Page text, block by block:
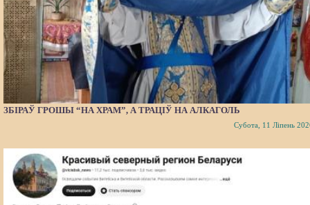
ЗБІРАЎ ГРОШЫ “НА ХРАМ”, А ТРАЦІЎ НА АЛКАГОЛЬ
Субота, 11 Ліпень